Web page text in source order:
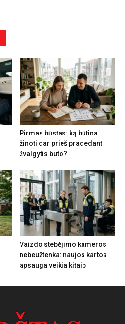
Pirmas būstas: ką būtina
žinoti dar prieš pradedant
žvalgytis buto?
Vaizdo stebėjimo kameros
nebeužtenka: naujos kartos
apsauga veikia kitaip